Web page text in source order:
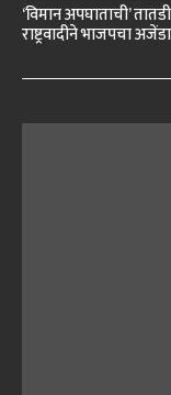
‘विमान अपघाताची’
राष्ट्रवादीने भाजपचा